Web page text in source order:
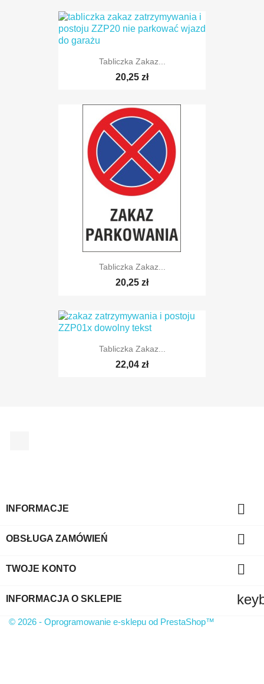
Tabliczka Zakaz...
20,25 zł
Tabliczka Zakaz...
20,25 zł
Tabliczka Zakaz...
22,04 zł
INFORMACJE 
OBSŁUGA ZAMÓWIEŃ 
TWOJE KONTO 
INFORMACJA O SKLEPIE
© 2026 - Oprogramowanie e-sklepu od PrestaShop™